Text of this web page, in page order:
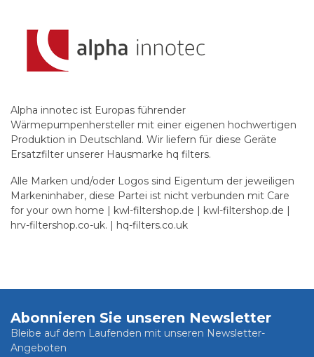
Alpha innotec ist Europas führender
Wärmepumpenhersteller mit einer eigenen hochwertigen
Produktion in Deutschland. Wir liefern für diese Geräte
Ersatzfilter unserer Hausmarke hq filters.
Alle Marken und/oder Logos sind Eigentum der jeweiligen
Markeninhaber, diese Partei ist nicht verbunden mit Care
for your own home | kwl-filtershop.de | kwl-filtershop.de |
hrv-filtershop.co-uk. | hq-filters.co.uk
Abonnieren Sie unseren Newsletter
Bleibe auf dem Laufenden mit unseren Newsletter-
Angeboten